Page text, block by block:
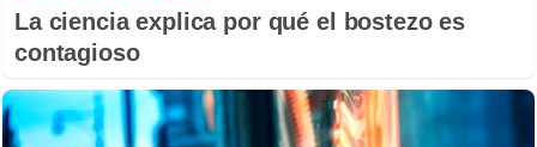
La ciencia explica por qué el bostezo es
contagioso